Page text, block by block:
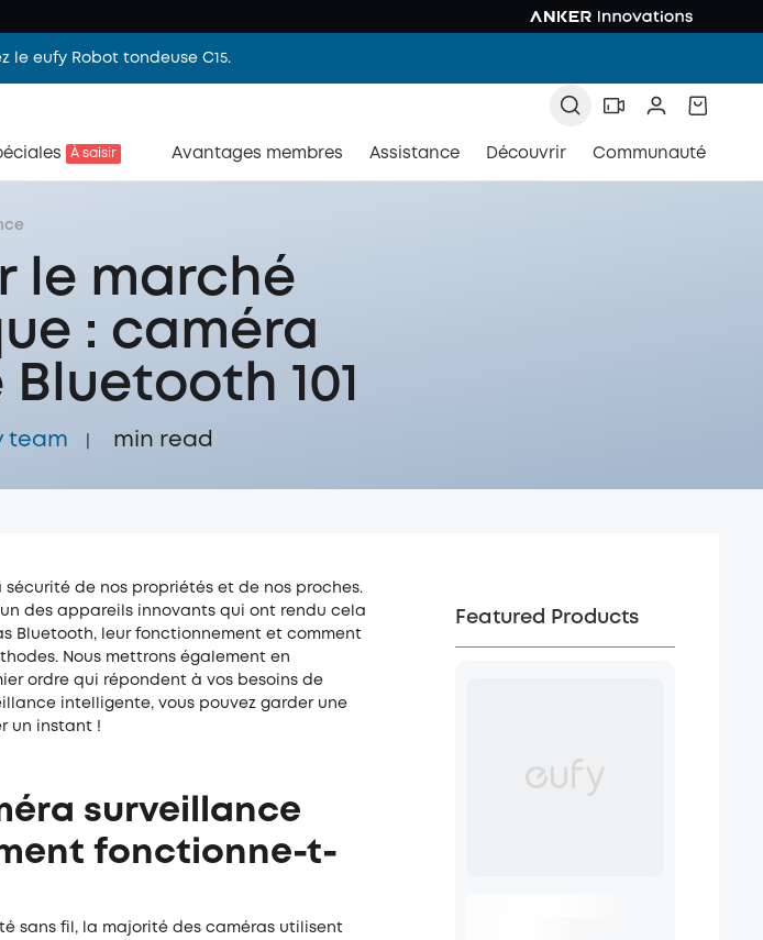
le eufy Robot tondeuse C15.
À saisir Avantages membres Assistance Découvrir Communauté
le marché
: caméra
101
team min read
de nos propriétés et de nos proches.
des appareils innovants qui ont rendu cela
Bluetooth, leur fonctionnement et comment
Nous mettrons également en
ordre qui répondent à vos besoins de
intelligente, vous pouvez garder une
un instant !
surveillance
fonctionne-t-
sans fil, la majorité des caméras utilisent
Featured Products